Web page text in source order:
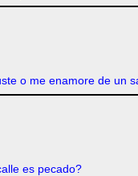
o me enamore de un
es pecado?